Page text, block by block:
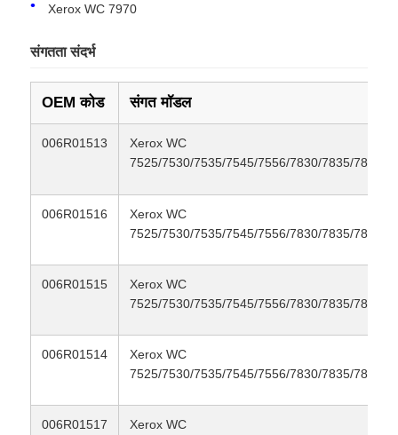
Kyocera टोनर चिप
सैमसंग टोनर चिप
ओकेआई टोनर चिप
Xerox WC 7970
संगतता संदर्भ
OEM कोड संगत मॉडल
006R01513
Xerox WC
7525/7530/7535/7545/7556/7830/7835/7845/
006R01516
Xerox WC
7525/7530/7535/7545/7556/7830/7835/7845/
006R01515
Xerox WC
7525/7530/7535/7545/7556/7830/7835/7845/
006R01514
Xerox WC
7525/7530/7535/7545/7556/7830/7835/7845/
006R01517
Xerox WC